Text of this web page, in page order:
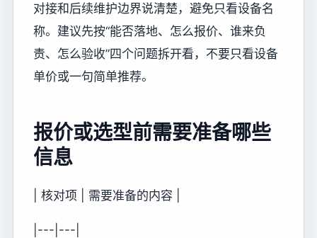
对接和后续维护边界说清楚，避免只看设备名
称。建议先按“能否落地、怎么报价、谁来负
责、怎么验收”四个问题拆开看，不要只看设备
单价或一句简单推荐。
报价或选型前需要准备哪些
信息
| 核对项 | 需要准备的内容 |
|---|---|